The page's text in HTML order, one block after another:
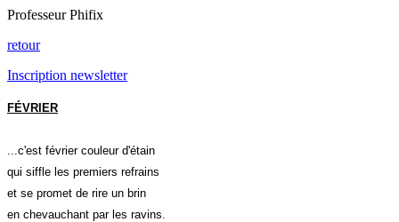
Professeur Phifix
retour
Inscription newsletter
FÉVRIER
...c'est février couleur d'étain
qui siffle les premiers refrains
et se promet de rire un brin
en chevauchant par les ravins.